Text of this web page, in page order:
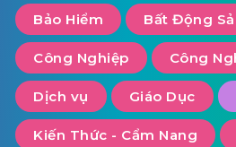
Bảo Hiểm Bất Động
Công Nghiệp Công
Dịch vụ Giáo Dục
Kiến Thức - Cẩm Nang